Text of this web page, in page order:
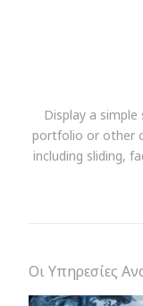
Display a
portfolio or other
including sliding,
Οι Υπηρεσίες